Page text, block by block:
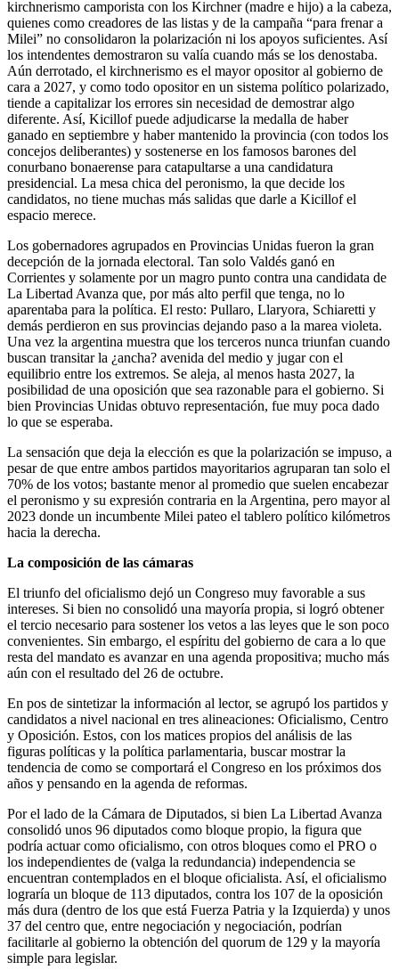
kirchnerismo camporista con los Kirchner (madre e hijo) a la cabeza,
quienes como creadores de las listas y de la campaña “para frenar a
Milei” no consolidaron la polarización ni los apoyos suficientes. Así
los intendentes demostraron su valía cuando más se los denostaba.
Aún derrotado, el kirchnerismo es el mayor opositor al gobierno de
cara a 2027, y como todo opositor en un sistema político polarizado,
tiende a capitalizar los errores sin necesidad de demostrar algo
diferente. Así, Kicillof puede adjudicarse la medalla de haber
ganado en septiembre y haber mantenido la provincia (con todos los
concejos deliberantes) y sostenerse en los famosos barones del
conurbano bonaerense para catapultarse a una candidatura
presidencial. La mesa chica del peronismo, la que decide los
candidatos, no tiene muchas más salidas que darle a Kicillof el
espacio merece.
Los gobernadores agrupados en Provincias Unidas fueron la gran
decepción de la jornada electoral. Tan solo Valdés ganó en
Corrientes y solamente por un magro punto contra una candidata de
La Libertad Avanza que, por más alto perfil que tenga, no lo
aparentaba para la política. El resto: Pullaro, Llaryora, Schiaretti y
demás perdieron en sus provincias dejando paso a la marea violeta.
Una vez la argentina muestra que los terceros nunca triunfan cuando
buscan transitar la ¿ancha? avenida del medio y jugar con el
equilibrio entre los extremos. Se aleja, al menos hasta 2027, la
posibilidad de una oposición que sea razonable para el gobierno. Si
bien Provincias Unidas obtuvo representación, fue muy poca dado
lo que se esperaba.
La sensación que deja la elección es que la polarización se impuso, a
pesar de que entre ambos partidos mayoritarios agruparan tan solo el
70% de los votos; bastante menor al promedio que suelen encabezar
el peronismo y su expresión contraria en la Argentina, pero mayor al
2023 donde un incumbente Milei pateo el tablero político kilómetros
hacia la derecha.
La composición de las cámaras
El triunfo del oficialismo dejó un Congreso muy favorable a sus
intereses. Si bien no consolidó una mayoría propia, si logró obtener
el tercio necesario para sostener los vetos a las leyes que le son poco
convenientes. Sin embargo, el espíritu del gobierno de cara a lo que
resta del mandato es avanzar en una agenda propositiva; mucho más
aún con el resultado del 26 de octubre.
En pos de sintetizar la información al lector, se agrupó los partidos y
candidatos a nivel nacional en tres alineaciones: Oficialismo, Centro
y Oposición. Estos, con los matices propios del análisis de las
figuras políticas y la política parlamentaria, buscar mostrar la
tendencia de como se comportará el Congreso en los próximos dos
años y pensando en la agenda de reformas.
Por el lado de la Cámara de Diputados, si bien La Libertad Avanza
consolidó unos 96 diputados como bloque propio, la figura que
podría actuar como oficialismo, con otros bloques como el PRO o
los independientes de (valga la redundancia) independencia se
encuentran contemplados en el bloque oficialista. Así, el oficialismo
lograría un bloque de 113 diputados, contra los 107 de la oposición
más dura (dentro de los que está Fuerza Patria y la Izquierda) y unos
37 del centro que, entre negociación y negociación, podrían
facilitarle al gobierno la obtención del quorum de 129 y la mayoría
simple para legislar.